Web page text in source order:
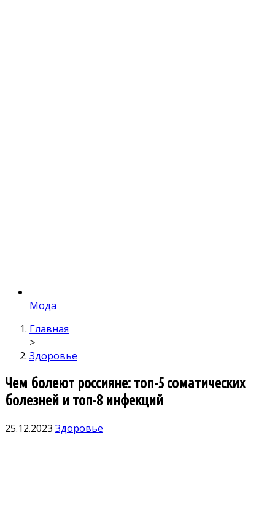
Мода
Главная
>
Здоровье
Чем болеют россияне: топ-5 соматических
болезней и топ-8 инфекций
25.12.2023 Здоровье